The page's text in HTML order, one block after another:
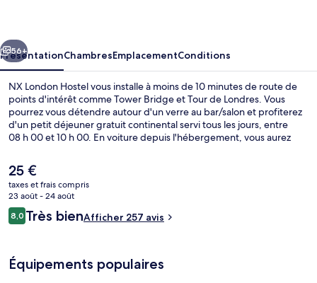
Suivant
56+
PrésentationChambresEmplacementConditions
NX London Hostel vous installe à moins de 10 minutes de route de
points d'intérêt comme Tower Bridge et Tour de Londres. Vous
pourrez vous détendre autour d'un verre au bar/salon et profiterez
d'un petit déjeuner gratuit continental servi tous les jours, entre
08 h 00 et 10 h 00. En voiture depuis l'hébergement, vous aurez
Bridge. Les transports publics sont tout proches. Station du DLR
Deptford Bridge se situe à seulement 13 min à pied.
Le
prix
actuel
est
de
25 €
taxes et frais compris
23 août - 24 août
Avis
voyageurs
8,08,0 sur 10
Très bienAfficher 257 avis
Équipements populaires